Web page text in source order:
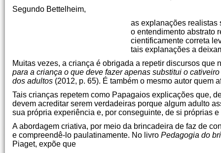
Segundo Bettelheim,
as explanações realistas
o entendimento abstrato
cientificamente correta
tais explanações a
Muitas vezes, a criança é obrigada a repetir discursos
para a criança o que deve fazer apenas substitui o
dos adultos (2012, p. 65). É também o mesmo autor quem
Tais crianças repetem como Papagaios explicações que,
devem acreditar serem verdadeiras porque algum adulto
sua própria experiência e, por conseguinte, de si próprias
A abordagem criativa, por meio da brincadeira de faz de
e compreendê-lo paulatinamente. No livro Pedagogia do
Piaget, expõe que